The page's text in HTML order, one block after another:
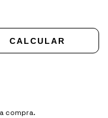
CALCULAR
compra.